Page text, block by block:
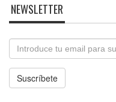
NEWSLETTER
Email
Suscríbete